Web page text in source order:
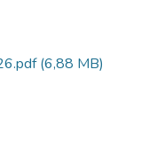
(6,88 MB)